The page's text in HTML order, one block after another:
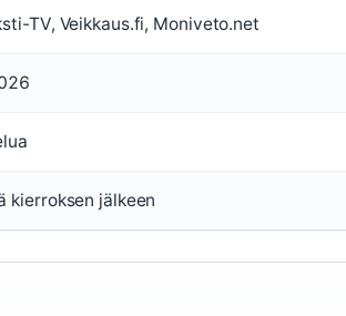
TV, Veikkaus.fi, Moniveto.net
kierroksen jälkeen